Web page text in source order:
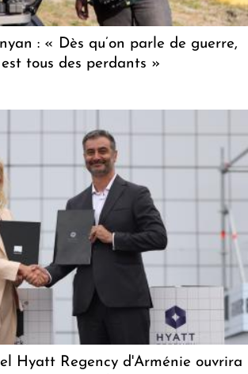
: « Dès qu’on parle de guerre,
tous des perdants »
Hyatt Regency d'Arménie ouvrira